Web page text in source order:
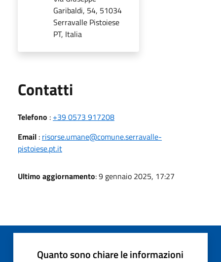
Garibaldi, 54, 51034
Serravalle Pistoiese
PT, Italia
Contatti
Telefono : +39 0573 917208
Email : risorse.umane@comune.serravalle-
pistoiese.pt.it
Ultimo aggiornamento: 9 gennaio 2025, 17:27
Quanto sono chiare le informazioni